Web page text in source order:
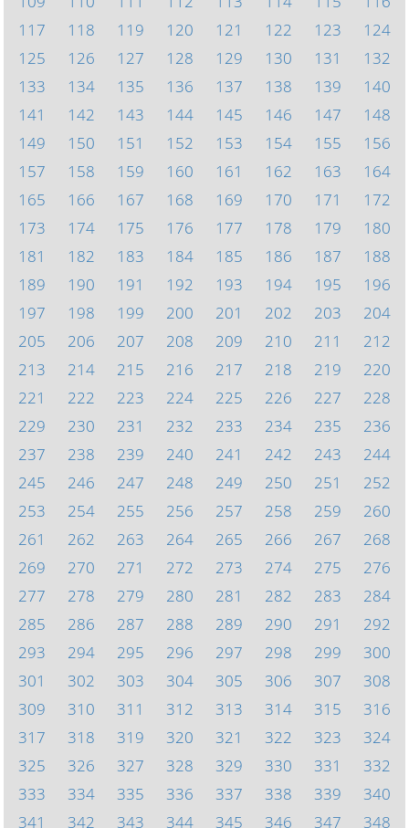
117
118 119 120 121 122 123
124
125
126 127 128 129 130 131
132
133
134 135 136 137 138 139
140
141
142 143 144 145 146 147
148
149
150 151 152 153 154 155
156
157
158 159 160 161 162 163
164
165
166 167 168 169 170 171
172
173
174 175 176 177 178 179
180
181
182 183 184 185 186 187
188
189
190 191 192 193 194 195
196
197
198 199 200 201 202 203
204
205
206 207 208 209 210 211
212
213
214 215 216 217 218 219
220
221
222 223 224 225 226 227
228
229
230 231 232 233 234 235
236
237
238 239 240 241 242 243
244
245
246 247 248 249 250 251
252
253
254 255 256 257 258 259
260
261
262 263 264 265 266 267
268
269
270 271 272 273 274 275
276
277
278 279 280 281 282 283
284
285
286 287 288 289 290 291
292
293
294 295 296 297 298 299
300
301
302 303 304 305 306 307
308
309
310 311 312 313 314 315
316
317
318 319 320 321 322 323
324
325
326 327 328 329 330 331
332
333
334 335 336 337 338 339
340
341
342 343 344 345 346 347 348